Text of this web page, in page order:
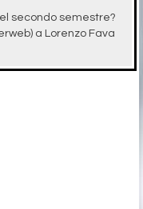
secondo semestre?
a Lorenzo Fava